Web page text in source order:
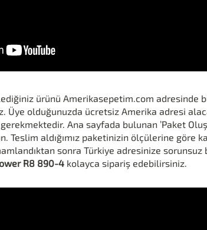
ürünü Amerikasepetim.com adresinde
Üye olduğunuzda ücretsiz Amerika adresi
Ana sayfada bulunan ’Paket
Teslim aldığımız paketinizin ölçülerine göre
sonra Türkiye adresinize sorunsuz
R8 890-4 kolayca sipariş edebilirsiniz.